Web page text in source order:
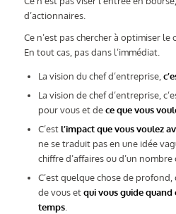
d’actionnaires.
Ce n’est pas chercher à optimiser le
En tout cas, pas dans l’immédiat.
La vision du chef d’entreprise,
La vision de chef d’entreprise,
pour vous et dece que vous
C’estl’impact que vous voulez
ne se traduit pas en une idée
chiffre d’affaires ou d’un nombre
C’est quelque chose de profond,
de vous etqui vous guide quand
temps.